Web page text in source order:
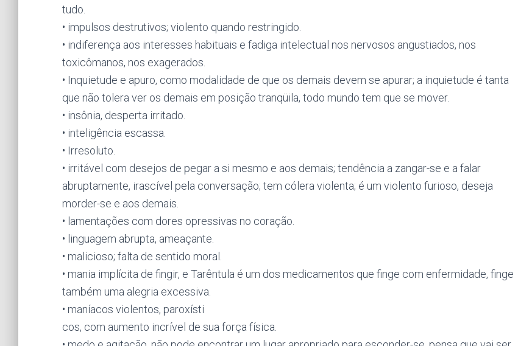
tudo.
• impulsos destrutivos; violento quando restringido.
• indiferença aos interesses habituais e fadiga intelectual nos nervosos angustiados, nos
toxicômanos, nos exagerados.
• Inquietude e apuro, como modalidade de que os demais devem se apurar; a inquietude é tanta
que não tolera ver os demais em posição tranqüila, todo mundo tem que se mover.
• insônia, desperta irritado.
• inteligência escassa.
• Irresoluto.
• irritável com desejos de pegar a si mesmo e aos demais; tendência a zangar-se e a falar
abruptamente, irascível pela conversação; tem cólera violenta; é um violento furioso, deseja
morder-se e aos demais.
• lamentações com dores opressivas no coração.
• linguagem abrupta, ameaçante.
• malicioso; falta de sentido moral.
• mania implícita de fingir, e Tarêntula é um dos medicamentos que finge com enfermidade, finge
também uma alegria excessiva.
• maníacos violentos, paroxísti
cos, com aumento incrível de sua força física.